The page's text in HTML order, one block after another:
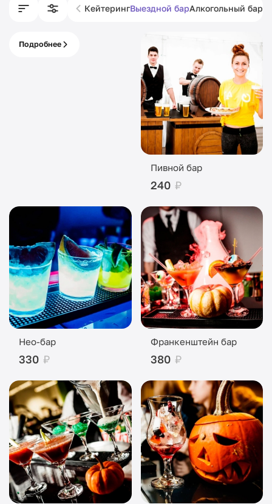
КейтерингВыездной барАлкогольный бар
Подробнее
Пивной бар
240 ₽
Нео-бар
330 ₽
Франкенштейн бар
380 ₽